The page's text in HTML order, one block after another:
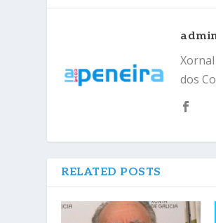
dos
RELATED POSTS